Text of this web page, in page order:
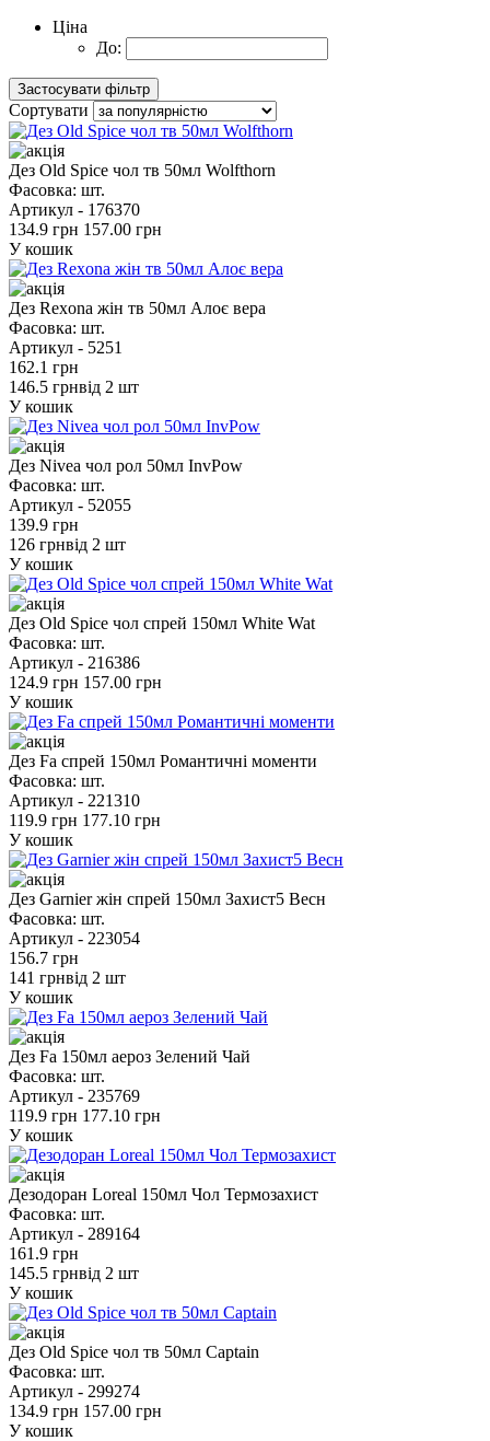
Ціна
До:
Сортувати
Дез Old Spice чол тв 50мл Wolfthorn
Фасовка: шт.
Артикул - 176370
134.9 грн 157.00 грн
У кошик
Дез Rexona жін тв 50мл Алоє вера
Фасовка: шт.
Артикул - 5251
162.1 грн
146.5 грнвід 2 шт
У кошик
Дез Nivea чол рол 50мл InvPow
Фасовка: шт.
Артикул - 52055
139.9 грн
126 грнвід 2 шт
У кошик
Дез Old Spice чол спрей 150мл White Wat
Фасовка: шт.
Артикул - 216386
124.9 грн 157.00 грн
У кошик
Дез Fa спрей 150мл Романтичні моменти
Фасовка: шт.
Артикул - 221310
119.9 грн 177.10 грн
У кошик
Дез Garnier жін спрей 150мл Захист5 Весн
Фасовка: шт.
Артикул - 223054
156.7 грн
141 грнвід 2 шт
У кошик
Дез Fa 150мл аероз Зелений Чай
Фасовка: шт.
Артикул - 235769
119.9 грн 177.10 грн
У кошик
Дезодоран Loreal 150мл Чол Термозахист
Фасовка: шт.
Артикул - 289164
161.9 грн
145.5 грнвід 2 шт
У кошик
Дез Old Spice чол тв 50мл Captain
Фасовка: шт.
Артикул - 299274
134.9 грн 157.00 грн
У кошик